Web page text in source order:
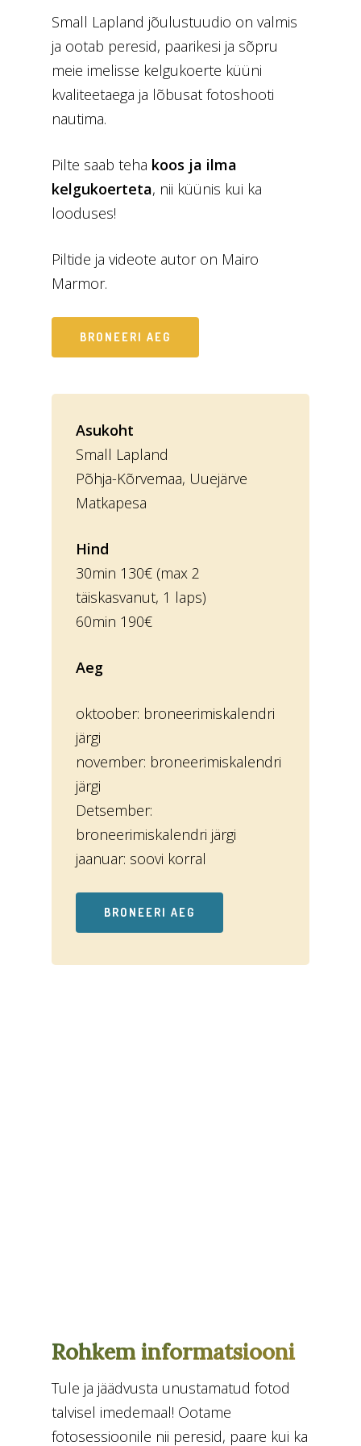
Small Lapland jõulustuudio on valmis
ja ootab peresid, paarikesi ja sõpru
meie imelisse kelgukoerte küüni
kvaliteetaega ja lõbusat fotoshooti
nautima.
Pilte saab teha koos ja ilma
kelgukoerteta, nii küünis kui ka
looduses!
Piltide ja videote autor on Mairo
Marmor.
BRONEERI AEG
Asukoht
Small Lapland
Põhja-Kõrvemaa, Uuejärve
Matkapesa
Hind
30min 130€ (max 2
täiskasvanut, 1 laps)
60min 190€
Aeg
oktoober: broneerimiskalendri
järgi
november: broneerimiskalendri
järgi
Detsember:
broneerimiskalendri järgi
jaanuar: soovi korral
BRONEERI AEG
Rohkem informatsiooni
Tule ja jäädvusta unustamatud fotod
talvisel imedemaal! Ootame
fotosessioonile nii peresid, paare kui ka